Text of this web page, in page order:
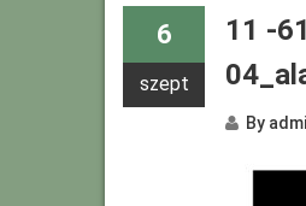
6
szept
11 -
By